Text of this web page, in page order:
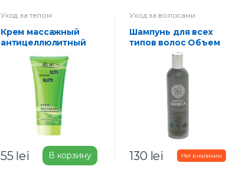
Уход за телом
Крем массажный
антицеллюлитный
55 lei В корзину
Уход за волосами
Шампунь для всех
типов волос Объем
130 lei